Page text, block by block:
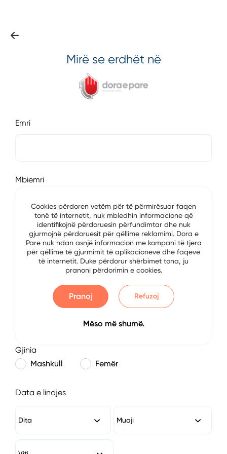
Mirë se erdhët në
Emri
Mbiemri
E-mail
Numri i Telefonit
Gjinia
Mashkull
Femër
Data e lindjes
Dita Muaji
Cookies përdoren vetëm për të përmirësuar faqen
tonë të internetit, nuk mbledhin informacione që
identifikojnë përdoruesin përfundimtar dhe nuk
gjurmojnë përdoruesit për qëllime reklamimi. Dora e
Pare nuk ndan asnjë informacion me kompani të tjera
për qëllime të gjurmimit të aplikacioneve dhe faqeve
të internetit. Duke përdorur shërbimet tona, ju
pranoni përdorimin e cookies.
Pranoj Refuzoj
Mëso më shumë.